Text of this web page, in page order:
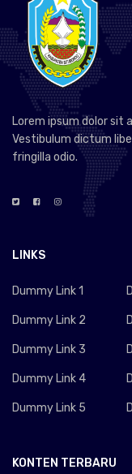
Lorem ipsum dolor sit
Vestibulum dictum
fringilla odio.
LINKS
Dummy Link 1
Dummy Link 2
Dummy Link 3
Dummy Link 4
Dummy Link 5
KONTEN TERBARU